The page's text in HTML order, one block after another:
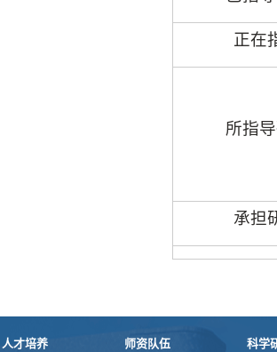
正在
所指
承担
人才培养 师资队伍 科学